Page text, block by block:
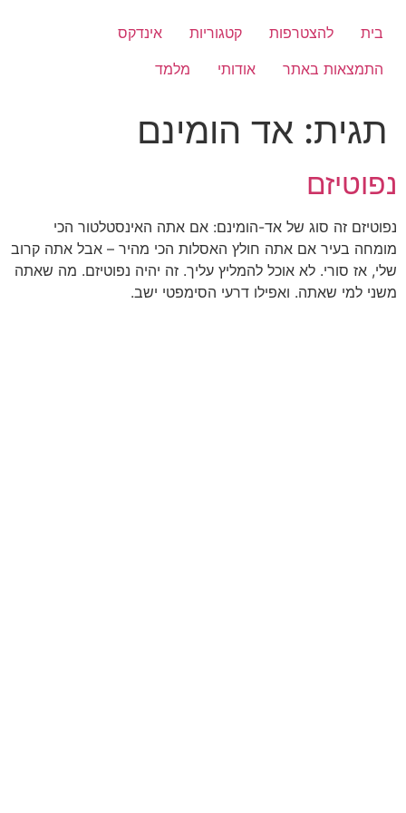
לתוכןבית להצטרפות קטגוריות
אינדקס
התמצאות באתר
אודותי מלמד
תגית: אד הומינם
נפוטיזם
נפוטיזם זה סוג של אד-הומינם: אם אתה האינסטלטור הכי
מומחה בעיר אם אתה חולץ האסלות הכי מהיר – אבל אתה קרוב
שלי, אז סורי. לא אוכל להמליץ עליך. זה יהיה נפוטיזם. מה שאתה
משני למי שאתה. ואפילו דרעי הסימפטי ישב.